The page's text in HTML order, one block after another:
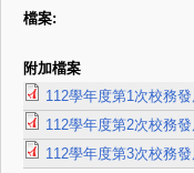
檔案:
附加檔案
112學年度第1次校務
112學年度第2次校務
112學年度第3次校務